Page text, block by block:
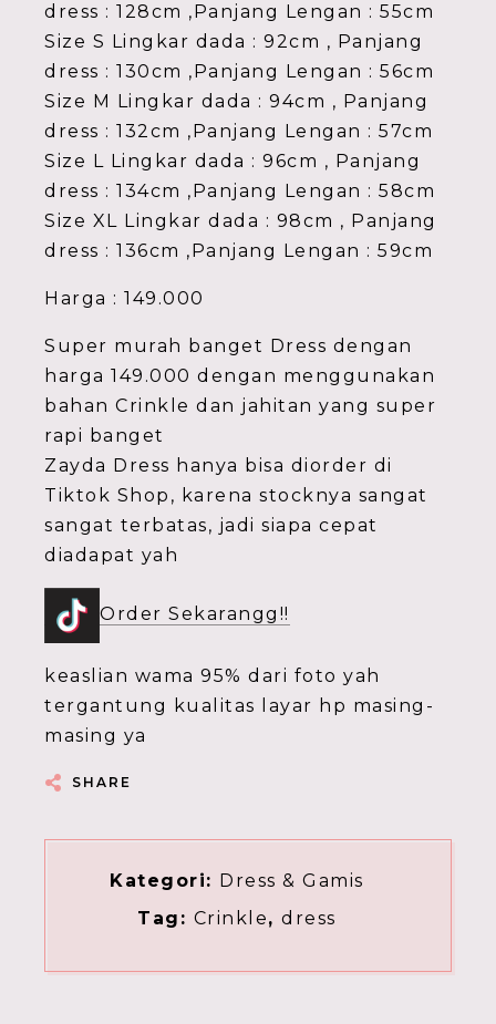
dress : 128cm ,Panjang Lengan : 55cm
Size S Lingkar dada : 92cm , Panjang
dress : 130cm ,Panjang Lengan : 56cm
Size M Lingkar dada : 94cm , Panjang
dress : 132cm ,Panjang Lengan : 57cm
Size L Lingkar dada : 96cm , Panjang
dress : 134cm ,Panjang Lengan : 58cm
Size XL Lingkar dada : 98cm , Panjang
dress : 136cm ,Panjang Lengan : 59cm
Harga : 149.000
Super murah banget Dress dengan
harga 149.000 dengan menggunakan
bahan Crinkle dan jahitan yang super
rapi banget
Zayda Dress hanya bisa diorder di
Tiktok Shop, karena stocknya sangat
sangat terbatas, jadi siapa cepat
diadapat yah
Order Sekarangg!!
keaslian wama 95% dari foto yah
tergantung kualitas layar hp masing-
masing ya
SHARE
Kategori: Dress & Gamis
Tag: Crinkle,dress